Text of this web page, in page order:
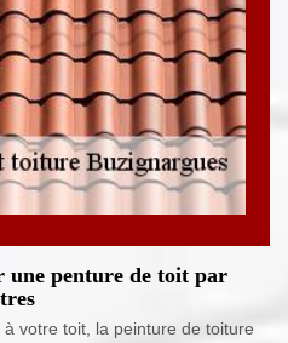
une penture de toit par
votre toit, la peinture de toiture